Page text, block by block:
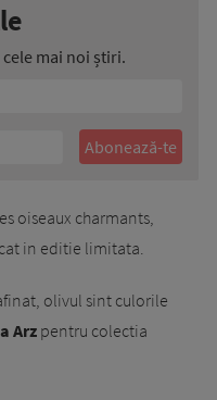
mai noi știri.
oiseaux charmants,
in editie limitata.
olivul sint culorile
Arz pentru colectia